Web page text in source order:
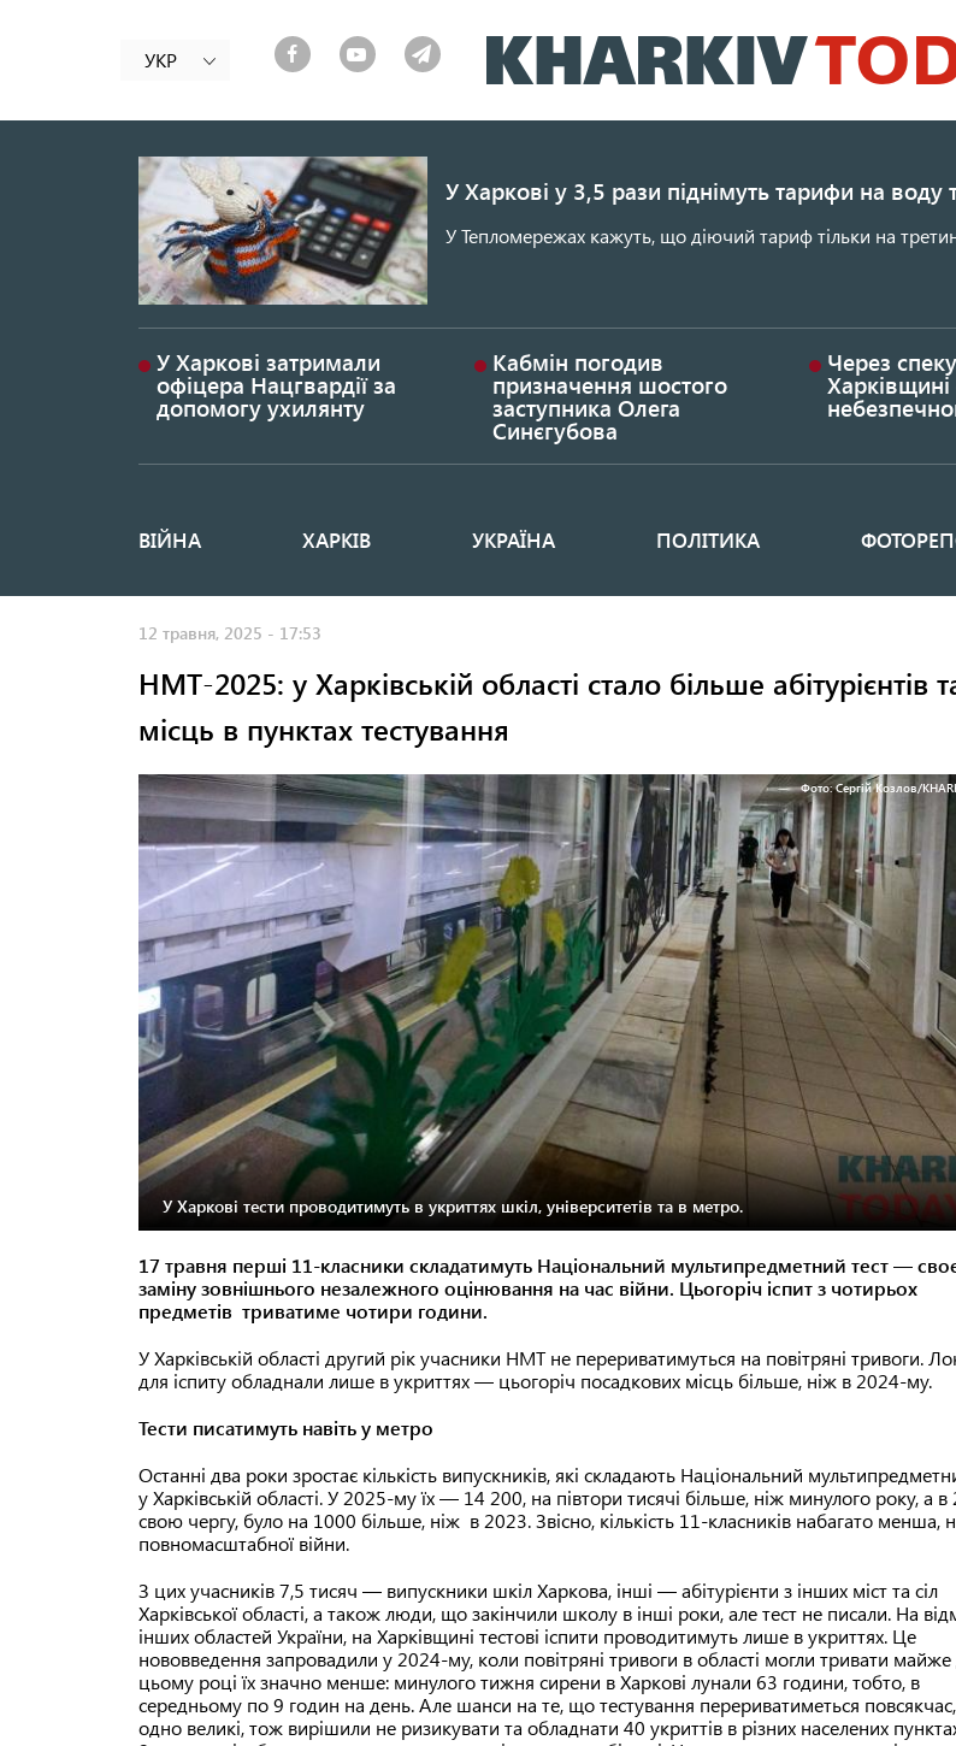
до
основного
УКР
У Харкові у 3,5 рази піднімуть тарифи на воду
У Тепломережах кажуть, що діючий тариф тільки на
У Харкові затримали
офіцера Нацгвардії за
допомогу ухилянту
Кабмін погодив
призначення шостого
заступника Олега
Синєгубова
Через
Харківщині
Основная
ВІЙНА ХАРКІВ УКРАЇНА ПОЛІТИКА
12 травня, 2025 - 17:53
НМТ-2025: у Харківській області стало більше абітурієнтів
місць в пунктах тестування
Фото: Сергій Козлов/
У Харкові тести проводитимуть в укриттях шкіл, університетів та в метро.
17 травня перші 11-класники складатимуть Національний мультипредметний тест —
заміну зовнішнього незалежного оцінювання на час війни. Цьогоріч іспит з чотирьох
предметів триватиме чотири години.
У Харківській області другий рік учасники НМТ не перериватимуться на повітряні тривоги.
для іспиту обладнали лише в укриттях — цьогоріч посадкових місць більше, ніж в 2024-му.
Тести писатимуть навіть у метро
Останні два роки зростає кількість випускників, які складають Національний
у Харківській області. У 2025-му їх — 14 200, на півтори тисячі більше, ніж минулого року, а в
свою чергу, було на 1000 більше, ніж в 2023. Звісно, кількість 11-класників набагато менша,
повномасштабної війни.
З цих учасників 7,5 тисяч — випускники шкіл Харкова, інші — абітурієнти з інших міст та сіл
Харківської області, а також люди, що закінчили школу в інші роки, але тест не писали. На
інших областей України, на Харківщині тестові іспити проводитимуть лише в укриттях. Це
нововведення запровадили у 2024-му, коли повітряні тривоги в області могли тривати
цьому році їх значно менше: минулого тижня сирени в Харкові лунали 63 години, тобто, в
середньому по 9 годин на день. Але шанси на те, що тестування перериватиметься
одно великі, тож вирішили не ризикувати та обладнати 40 укриттів в різних населених